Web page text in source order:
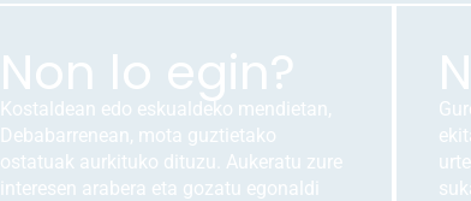
Non lo egin?
Kostaldean edo eskualdeko mendietan,
Debabarrenean, mota guztietako
ostatuak aurkituko dituzu. Aukeratu zure
interesen arabera eta gozatu egonaldi